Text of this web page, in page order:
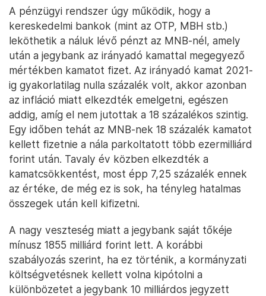
A pénzügyi rendszer úgy működik, hogy a
kereskedelmi bankok (mint az OTP, MBH stb.)
leköthetik a náluk lévő pénzt az MNB-nél, amely
után a jegybank az irányadó kamattal megegyező
mértékben kamatot fizet. Az irányadó kamat 2021-
ig gyakorlatilag nulla százalék volt, akkor azonban
az infláció miatt elkezdték emelgetni, egészen
addig, amíg el nem jutottak a 18 százalékos szintig.
Egy időben tehát az MNB-nek 18 százalék kamatot
kellett fizetnie a nála parkoltatott több ezermilliárd
forint után. Tavaly év közben elkezdték a
kamatcsökkentést, most épp 7,25 százalék ennek
az értéke, de még ez is sok, ha tényleg hatalmas
összegek után kell kifizetni.
A nagy veszteség miatt a jegybank saját tőkéje
mínusz 1855 milliárd forint lett. A korábbi
szabályozás szerint, ha ez történik, a kormányzati
költségvetésnek kellett volna kipótolni a
különbözetet a jegybank 10 milliárdos jegyzett